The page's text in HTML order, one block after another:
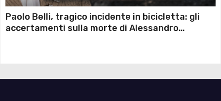
Paolo Belli, tragico incidente in bicicletta: gli
accertamenti sulla morte di Alessandro